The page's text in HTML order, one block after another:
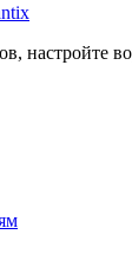
настройте